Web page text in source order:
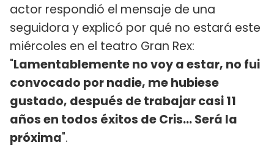
actor respondió el mensaje de una
seguidora y explicó por qué no estará este
miércoles en el teatro Gran Rex:
"Lamentablemente no voy a estar, no fui
convocado por nadie, me hubiese
gustado, después de trabajar casi 11
años en todos éxitos de Cris... Será la
próxima".